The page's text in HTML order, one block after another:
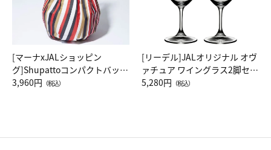
[マーナxJALショッピン
グ]Shupattoコンパクトバッグ
Drop JAL客室乗務員（LC）ス
3,960円 （税込）
[リーデル]JALオリジナル オヴ
ァチュア ワイングラス2脚セッ
ト（レッドワイン）
5,280円 （税込）